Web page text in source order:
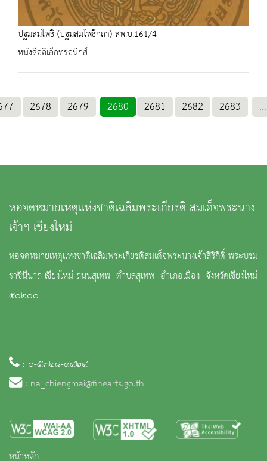
ปฐมสมฺโพธิ (ปฐมสมโพธิกถา) สพ.บ.161/4
หนังสืออิเล็กทรอนิกส์
2678 2679 2680 2681 2682 2683 ...
หอจดหมายเหตุแห่งชาติเฉลิมพระเกียรติ สมเด็จพระนาง
เจ้าฯ เชียงใหม่
หอจดหมายเหตุแห่งชาติเฉลิมพระเกียรติสมเด็จพระนางเจ้าสิริกิติ์ พระบรม
ราชินีนาถ เชียงใหม่ ถนนสุเทพ ตำบลสุเทพ อำเภอเมือง จังหวัดเชียงใหม่
๕๐๒๐๐
: ๐-๕๓๒๘-๑๔๒๔
: na_chiengmai@finearts.go.th
หน้าหลัก